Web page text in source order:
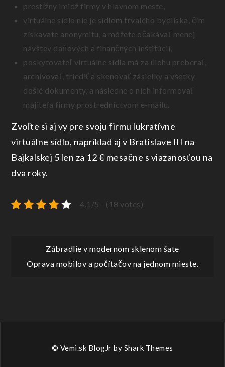
prestížny imidž firmy v hlavnom meste,
virtuálne sídlo nie je sídlom trvalého bydliska, čím
získavate anonymitu, a môžete očakávať menej
návštev daňových a finančných inštitúcií,
poskytovateľ virtuálne sídla má za úlohu preberať,
archivovať, triediť a skenovať zásielky a všetky
došlé dokumenty, a následne o nich informovať
majiteľa firmy prostredníctvom e-mailu.
Zvoľte si aj vy pre svoju firmu lukratívne
virtuálne sídlo, napríklad aj v Bratislave III na
Bajkalskej 5 len za 12 € mesačne s viazanosťou na
dva roky.
4.1/5 - (18 votes)
Navigace
Zábradlie v modernom sklenom šate
Oprava mobilov a počítačov na jednom mieste.
© Vemi.sk BlogJr by Shark Themes